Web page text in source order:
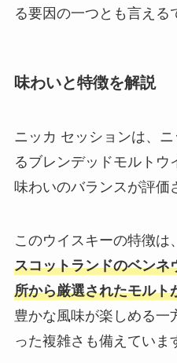
る要因の一つとも言える
味わいと特徴を解説
ニッカ セッションは、
るブレンデッドモルトウ
味わいのバランスが評価
このウイスキーの特徴は、
スコットランドのベンネ
所から厳選されたモルト
豊かな風味が楽しめる一
った複雑さも備えていま